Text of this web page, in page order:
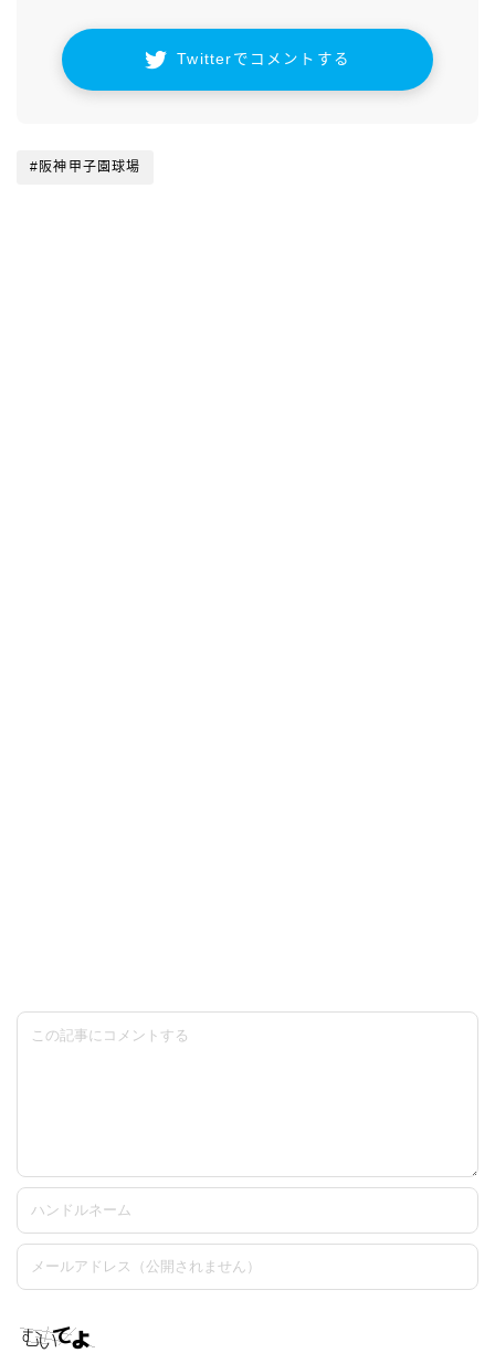
Twitterでコメントする
#阪神甲子園球場